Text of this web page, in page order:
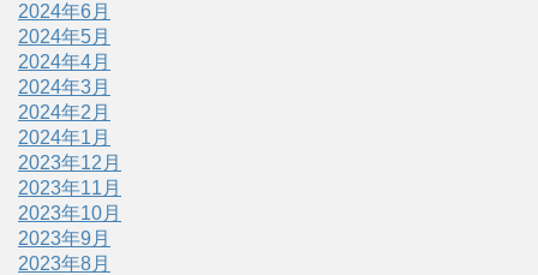
2024年6月
2024年5月
2024年4月
2024年3月
2024年2月
2024年1月
2023年12月
2023年11月
2023年10月
2023年9月
2023年8月